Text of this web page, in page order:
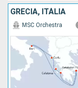
GRÉCIA, ITÁLIA
MSC Orchestra